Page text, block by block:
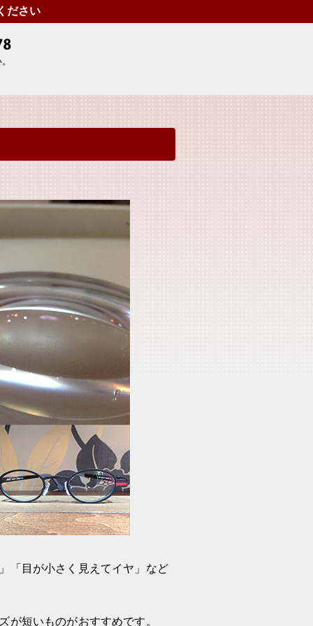
ださい
「目が小さく見えてイヤ」など
が短いものがおすすめです。